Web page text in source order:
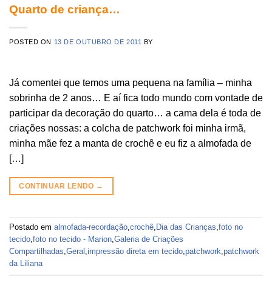
Quarto de criança…
POSTED ON 13 DE OUTUBRO DE 2011 BY
Já comentei que temos uma pequena na família – minha
sobrinha de 2 anos… E aí fica todo mundo com vontade de
participar da decoração do quarto… a cama dela é toda de
criações nossas: a colcha de patchwork foi minha irmã,
minha mãe fez a manta de crochê e eu fiz a almofada de
[…]
CONTINUAR LENDO →
Postado em almofada-recordação,crochê, Dia das Crianças,foto no
tecido,foto no tecido - Marion,Galeria de Criações
Compartilhadas,Geral ,impressão direta em tecido,patchwork,patchwork
da Liliana